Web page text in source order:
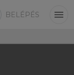
BELÉPÉS menu